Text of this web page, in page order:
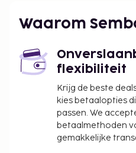
Toeslag voor
accommodatie, per
Deze lijst is mogelijk niet
Huisdieren zijn alleen
waarop gerookt mag
van toepassing, meer
Waarom
flexibiliteit
Krijg de beste
kies betaalopties
passen. We
betaalmethoden
gemakkelijke